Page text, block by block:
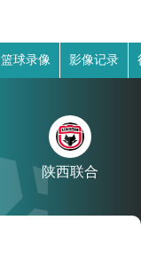
篮球录像 影像记录
陕西联合